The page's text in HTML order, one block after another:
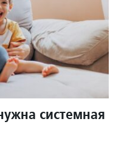
системная